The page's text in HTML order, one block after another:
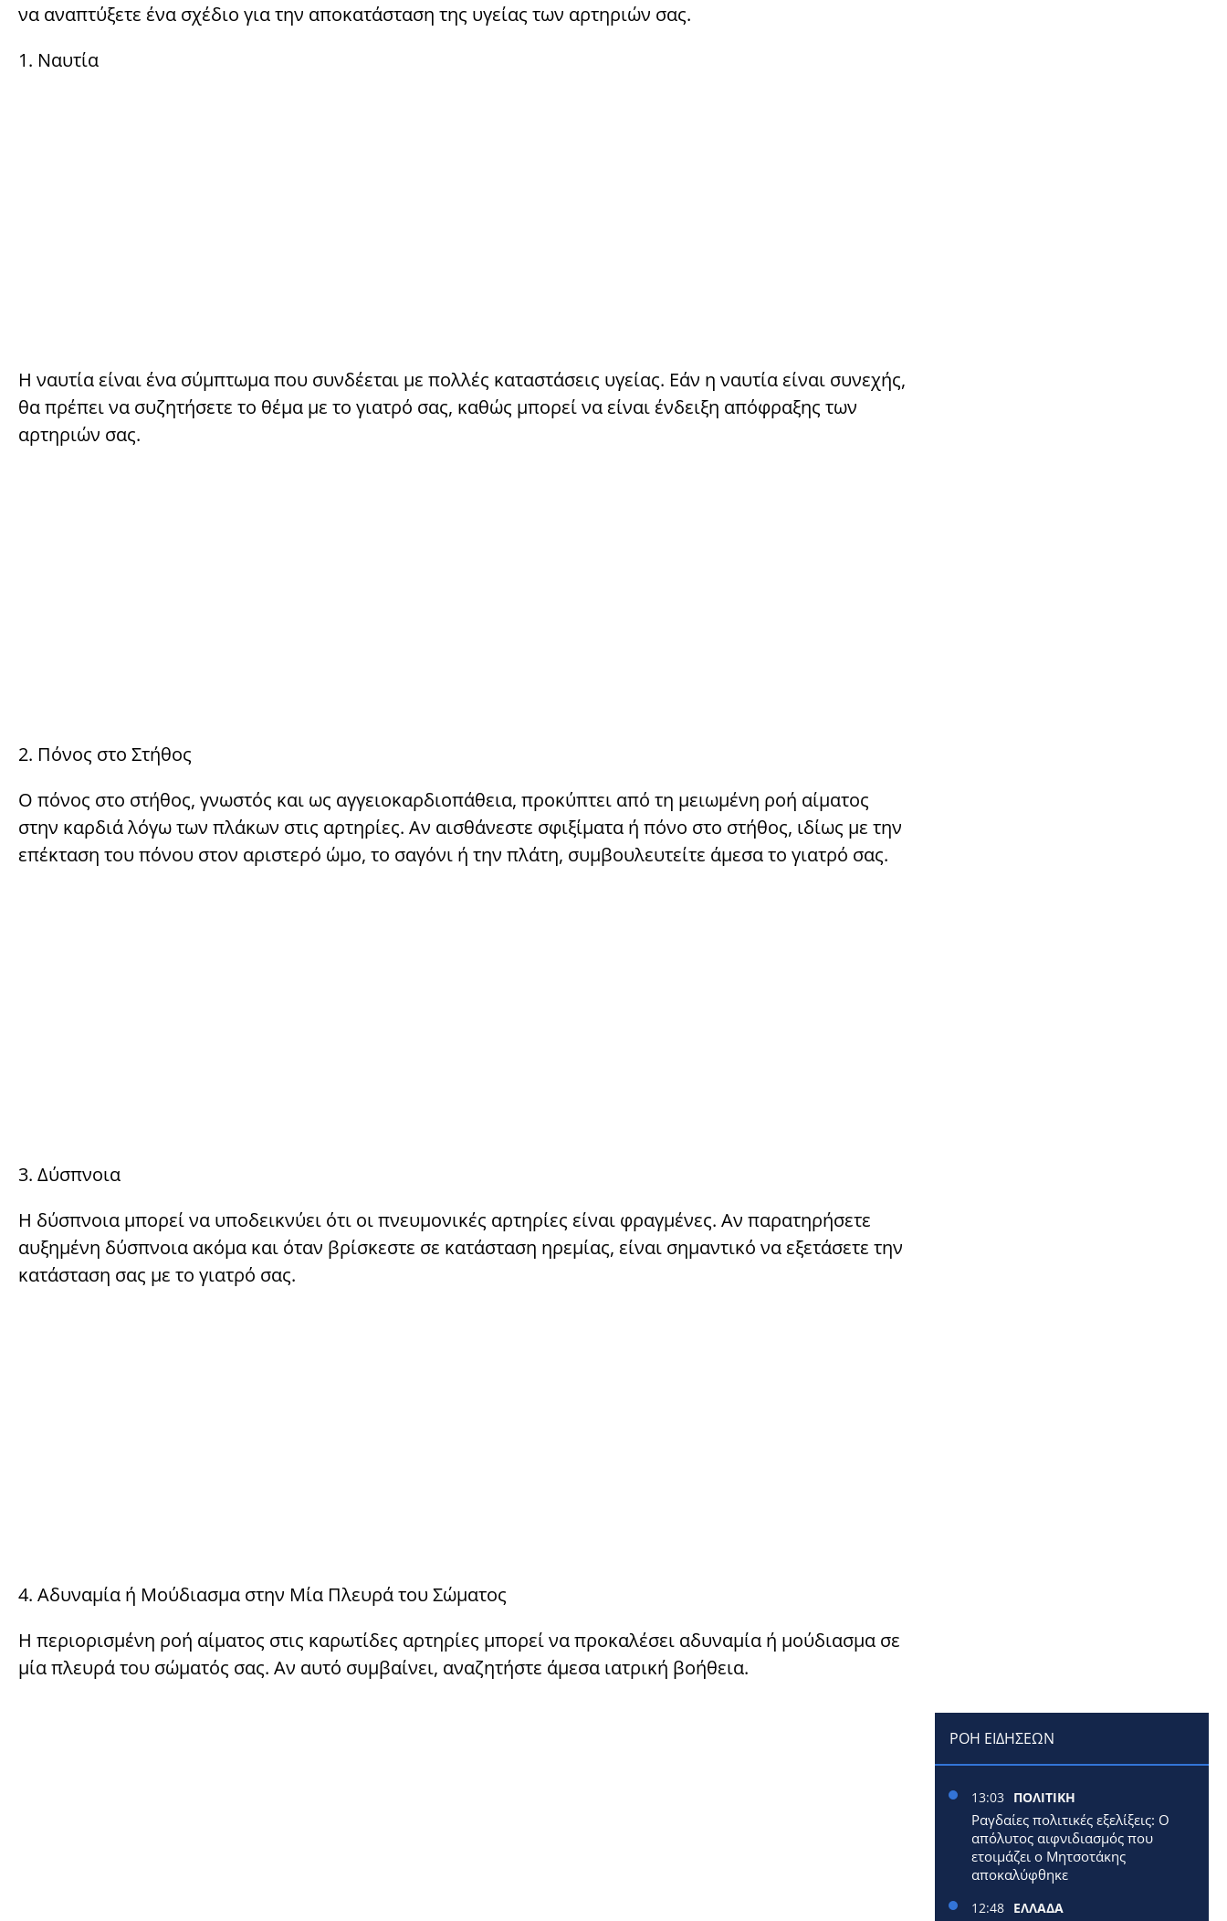
να αναπτύξετε ένα σχέδιο για την αποκατάσταση της υγείας των αρτηριών σας.
1. Ναυτία
Η ναυτία είναι ένα σύμπτωμα που συνδέεται με πολλές καταστάσεις υγείας. Εάν η ναυτία είναι συνεχής,
θα πρέπει να συζητήσετε το θέμα με το γιατρό σας, καθώς μπορεί να είναι ένδειξη απόφραξης των
αρτηριών σας.
2. Πόνος στο Στήθος
Ο πόνος στο στήθος, γνωστός και ως αγγειοκαρδιοπάθεια, προκύπτει από τη μειωμένη ροή αίματος
στην καρδιά λόγω των πλάκων στις αρτηρίες. Αν αισθάνεστε σφιξίματα ή πόνο στο στήθος, ιδίως με την
επέκταση του πόνου στον αριστερό ώμο, το σαγόνι ή την πλάτη, συμβουλευτείτε άμεσα το γιατρό σας.
3. Δύσπνοια
Η δύσπνοια μπορεί να υποδεικνύει ότι οι πνευμονικές αρτηρίες είναι φραγμένες. Αν παρατηρήσετε
αυξημένη δύσπνοια ακόμα και όταν βρίσκεστε σε κατάσταση ηρεμίας, είναι σημαντικό να εξετάσετε την
κατάσταση σας με το γιατρό σας.
4. Αδυναμία ή Μούδιασμα στην Μία Πλευρά του Σώματος
Η περιορισμένη ροή αίματος στις καρωτίδες αρτηρίες μπορεί να προκαλέσει αδυναμία ή μούδιασμα σε
μία πλευρά του σώματός σας. Αν αυτό συμβαίνει, αναζητήστε άμεσα ιατρική βοήθεια.
ΡΟΗ ΕΙΔΗΣΕΩΝ
13:03 ΠΟΛΙΤΙΚΗ
Ραγδαίες πολιτικές εξελίξεις: Ο
απόλυτος αιφνιδιασμός που
ετοιμάζει ο Μητσοτάκης
αποκαλύφθηκε
12:48 ΕΛΛΑΔΑ